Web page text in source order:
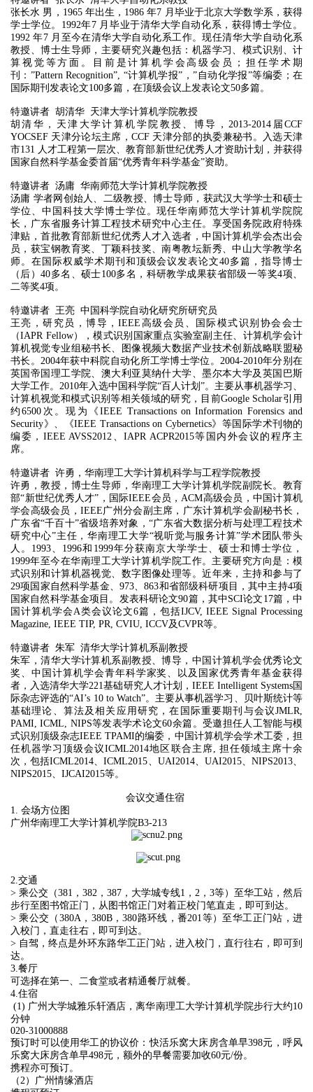
张长水 男，1965 年出生，1986 年7 月毕业于北京大学数学系，获得
学士学位。1992年7 月毕业于清华大学自动化系，获得博士学位。
1992 年7 月至今在清华大学自动化系工作。现任清华大学自动化系
教授、博士生导师，主要研究兴趣包括：机器学习、模式识别、计
算视觉等方面。目前是计算机学会高级会员；担任学术期
刊：”Pattern Recognition”, “计算机学报”，”自动化学报”等编委；在
国际期刊发表论文100多篇，在顶级会议上发表论文50多篇。
特邀讲者 胡清华 天津大学计算机学院教授
胡清华，天津大学计算机学院教授、博导，2013-2014届CCF
YOCSEF 天津分论坛主席，CCF 天津分部的执委兼秘书。入选天津
市131 人才工程第一层次、教育部新世纪优秀人才资助计划，并获得
国家自然科学基金委首届“优秀青年科学基金”资助。
特邀讲者 汤庸 华南师范大学计算机学院教授
汤庸 学者网创始人、二级教授、博士导师，获武汉大学学士和硕士
学位、中国科技大学博士学位。现任华南师范大学计算机学院院
长，广东省服务计算工程技术研究中心主任。享受国务院政府特殊
津贴，首批教育部新世纪优秀人才入选者，中国计算机学会杰出会
员，获宝钢教育奖、丁颖科技奖、南粤教坛新秀、中山大学教学名
师。在国际权威学术期刊和顶级会议发表论文40多篇，指导博士
（后）40多名、硕士100多名，科研教学成果获省部级一等奖4项、
二等奖4项。
特邀讲者 王亮 中国科学院自动化研究所研究员
王亮，研究员，博导，IEEE高级会员、国际模式识别协会会士
（IAPR Fellow），模式识别国家重点实验室副主任、计算机学会计
算机视觉专业组秘书长、图像视频大数据产业技术创新战略联盟秘
书长。2004年获中科院自动化所工学博士学位。2004-2010年分别在
英国帝国理工学院、澳大利亚莫纳什大学、墨尔本大学及英国巴斯
大学工作。2010年入选中国科学院“百人计划”。主要从事机器学习、
计算机视觉和模式识别等相关领域的研究，目前Google Scholar引用
约6500次。现为《IEEE Transactions on Information Forensics and
Security》、《IEEE Transactions on Cybernetics》等国际学术刊物的
编委，IEEE AVSS2012、IAPR ACPR2015等国内外会议的程序主
席。
特邀讲者 许勇，华南理工大学计算机科学与工程学院教授
许勇，教授，博士生导师，华南理工大学计算机学院副院长。教育
部“新世纪优秀人才”，国际IEEE会员，ACM高级会员，中国计算机
学会高级会员，IEEE广州分会副主席，广东计算机学会副秘书长，
广东省“千百十”省级培养对象，“广东省大数据分析与处理工程技术
研究中心”主任，华南理工大学“视听觉与服务计算”学术团队带头
人。1993、1996和1999年分获南京大学学士、硕士和博士学位，
1999年至今在华南理工大学计算机学院工作。主要研究方向是：模
式识别和计算机器视觉、数字图像处理等。近年来，主持和参与了
29项国家自然科学基金、973、863和省部级科研项目，其中主持4项
国家自然科学基金项目。发表科研论文90篇，其中SCI论文17篇，中
国计算机学会A类会议论文6篇，包括IJCV, IEEE Signal Processing
Magazine, IEEE TIP, PR, CVIU, ICCV及CVPR等。
特邀讲者 朱军 清华大学计算机系副教授
朱军，清华大学计算机系副教授、博导，中国计算机学会优秀论文
奖、中国计算机学会青年科学家奖、以及国家优秀青年基金获得
者，入选清华大学221基础研究人才计划，IEEE Intelligent Systems国
际杂志评选的“AI’s 10 to Watch”。主要从事机器学习、贝叶斯统计等
基础理论、算法及相关应用研究，在国际重要期刊与会议JMLR,
PAMI, ICML, NIPS等发表学术论文60余篇。受邀担任人工智能与模
式识别顶级杂志IEEE TPAMI的编委，中国计算机学会学术工委，担
任机器学习顶级会议ICML2014地区联合主席, 担任领域主席十余
次，包括ICML2014、ICML2015、UAI2014、UAI2015、NIPS2013、
NIPS2015、IJCAI2015等。
会议交通住宿
1. 会场方位图
广州华南理工大学计算机学院B3-213
2.交通
> 乘公交（381，382，387，大学城专线1，2，3等）至华工站，然后
步行至图书馆正门，从图书馆正门对着正校门笔直走，即可到达。
> 乘公交（380A，380B，380路环线，番201等）至华工正门站，进
入校门，直走往右，即可到达。
> 自驾，终点是外环东路华工正门站，进入校门，直行往右，即可到
达。
3.餐厅
可选择在第一、二食堂或者精通餐厅就餐。
4.住宿
(1) 广州大学城雅乐轩酒店，离华南理工大学计算机学院步行大约10
分钟
020-31000888
预订时可以使用华工的协议价：快活乐窝大床房含单早398元，呼风
乐窝大床房含单早498元，额外的早餐需要加收60元/份。
携程亦可预订。
（2）广州情缘酒店